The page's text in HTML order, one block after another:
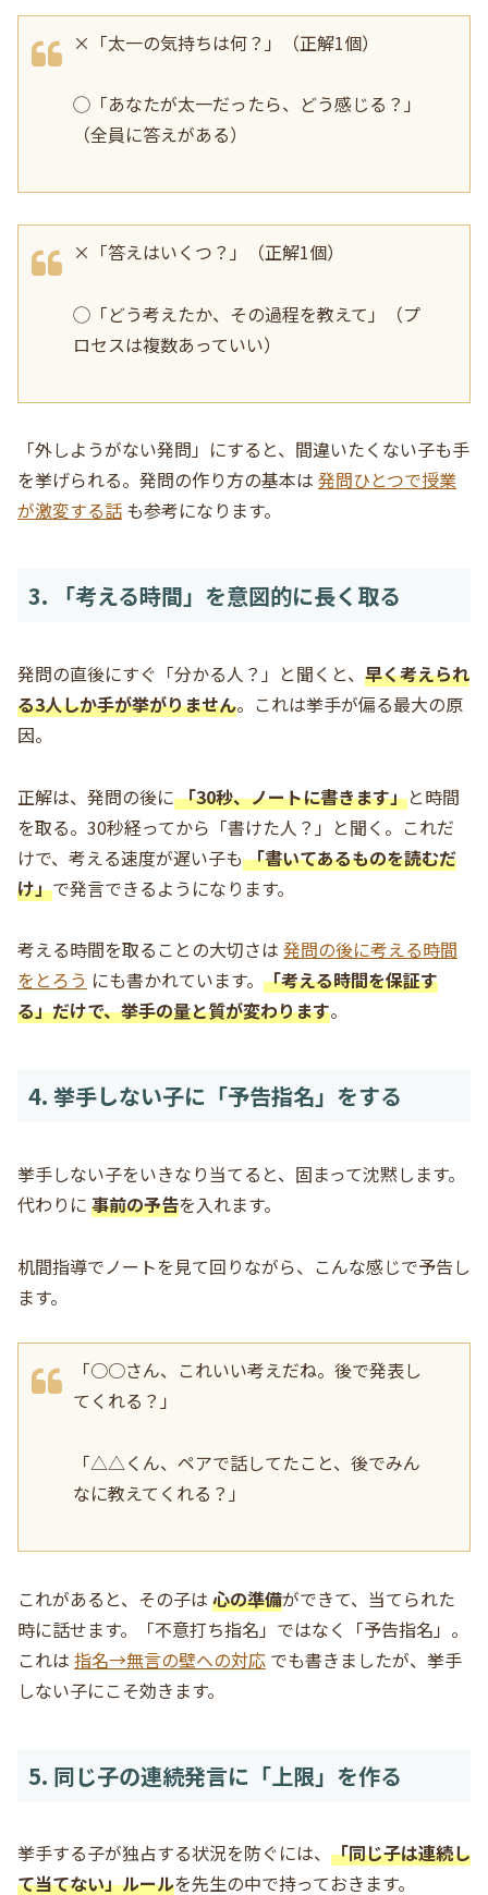
×「太一の気持ちは何？」（正解1個）
◯「あなたが太一だったら、どう感じる？」
（全員に答えがある）
×「答えはいくつ？」（正解1個）
◯「どう考えたか、その過程を教えて」（プ
ロセスは複数あっていい）
「外しようがない発問」にすると、間違いたくない子も手
を挙げられる。発問の作り方の基本は 発問ひとつで授業
が激変する話 も参考になります。
3. 「考える時間」を意図的に長く取る
発問の直後にすぐ「分かる人？」と聞くと、 早く考えられ
る3人しか手が挙がりません。これは挙手が偏る最大の原
因。
正解は、発問の後に 「30秒、ノートに書きます」と時間
を取る。30秒経ってから「書けた人？」と聞く。これだ
けで、考える速度が遅い子も 「書いてあるものを読むだ
け」で発言できるようになります。
考える時間を取ることの大切さは 発問の後に考える時間
をとろう にも書かれています。 「考える時間を保証す
る」だけで、挙手の量と質が変わります。
4. 挙手しない子に「予告指名」をする
挙手しない子をいきなり当てると、固まって沈黙します。
代わりに 事前の予告を入れます。
机間指導でノートを見て回りながら、こんな感じで予告し
ます。
「○○さん、これいい考えだね。後で発表し
てくれる？」
「△△くん、ペアで話してたこと、後でみん
なに教えてくれる？」
これがあると、その子は 心の準備ができて、当てられた
時に話せます。「不意打ち指名」ではなく「予告指名」。
これは 指名→無言の壁への対応 でも書きましたが、挙手
しない子にこそ効きます。
5. 同じ子の連続発言に「上限」を作る
挙手する子が独占する状況を防ぐには、 「同じ子は連続し
て当てない」ルールを先生の中で持っておきます。